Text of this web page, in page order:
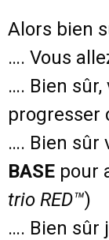
Alors bien
…. Vous
…. Bien
progresser
…. Bien sûr
BASE pour
trio RED™)
…. Bien sûr